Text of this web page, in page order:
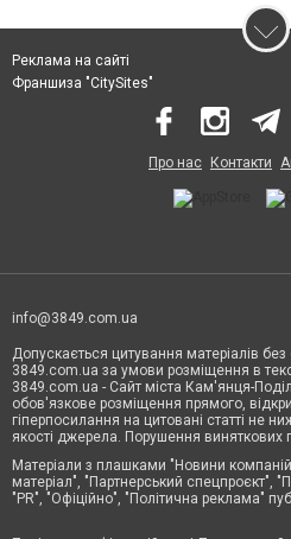
Реклама на сайті
Франшиза "CitySites"
Про нас Контакти
info@3849.com.ua
Допускається цитування матеріалів
3849.com.ua за умови розміщення в
3849.com.ua - Сайт міста Кам'янця-
обов'язкове розміщення прямого,
гіперпосилання на цитовані статті не
якості джерела. Порушення виняткових
Матеріали з плашками "Новини
матеріал", "Партнерський спецпроєкт",
"PR", "Офіційно", "Політична реклама"